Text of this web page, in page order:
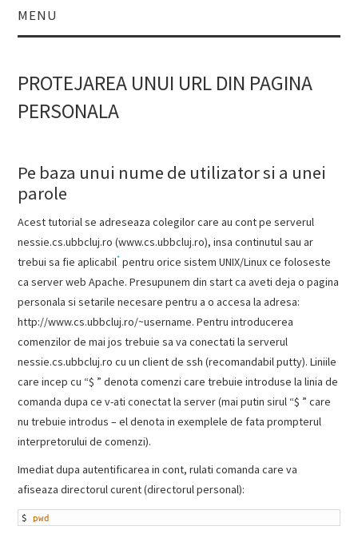
MENU
RESEARCH &
PROJECTS
TEACHING
TUTORIALS
CV
CONTACT
PROTEJAREA UNUI URL DIN PAGINA
PERSONALA
Pe baza unui nume de utilizator si a unei
parole
Acest tutorial se adreseaza colegilor care au cont pe serverul
nessie.cs.ubbcluj.ro (www.cs.ubbcluj.ro), insa continutul sau ar
trebui sa fie aplicabil* pentru orice sistem UNIX/Linux ce foloseste
ca server web Apache. Presupunem din start ca aveti deja o pagina
personala si setarile necesare pentru a o accesa la adresa:
http://www.cs.ubbcluj.ro/~username. Pentru introducerea
comenzilor de mai jos trebuie sa va conectati la serverul
nessie.cs.ubbcluj.ro cu un client de ssh (recomandabil putty). Liniile
care incep cu “$ ” denota comenzi care trebuie introduse la linia de
comanda dupa ce v-ati conectat la server (mai putin sirul “$ ” care
nu trebuie introdus – el denota in exemplele de fata prompterul
interpretorului de comenzi).
Imediat dupa autentificarea in cont, rulati comanda care va
afiseaza directorul curent (directorul personal):
$ pwd